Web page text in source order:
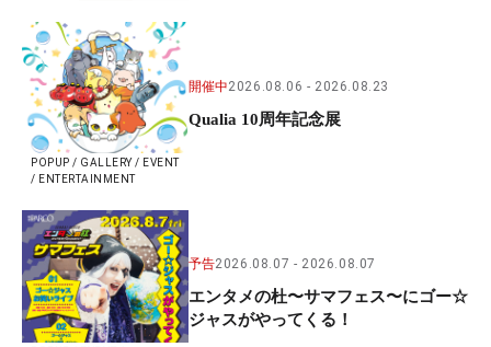
POPUP / GALLERY / EVENT
/ ENTERTAINMENT
開催中2026.08.06 2026.08.23
Qualia 10周年記念展
予告2026.08.07 2026.08.07
エンタメの杜〜サマフェス〜にゴー☆
ジャスがやってくる！